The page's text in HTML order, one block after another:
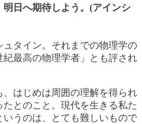
日へ期待しよう。(アインシ
タイン。それまでの物理学の
最高の物理学者」とも評され
はじめは周囲の理解を得られ
とのこと。現代を生きる私た
うのは、とても難しいもので